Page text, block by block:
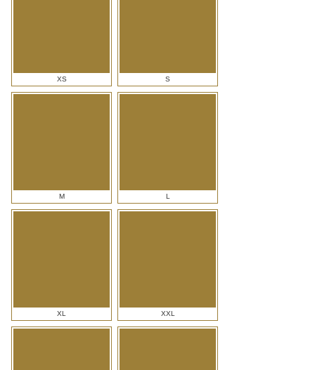
XS S
M L
XL XXL